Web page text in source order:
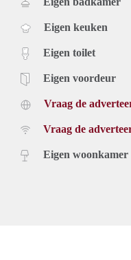
Eigen keuken
Eigen toilet
Eigen voordeur
Vraag de
Vraag de
Eigen woonkamer